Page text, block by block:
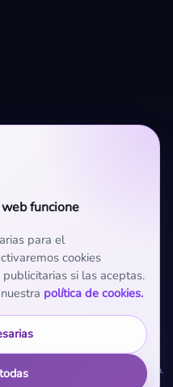
funcione
para el
cookies
si las aceptas.
política de cookies.
© 2026 OpenClima.